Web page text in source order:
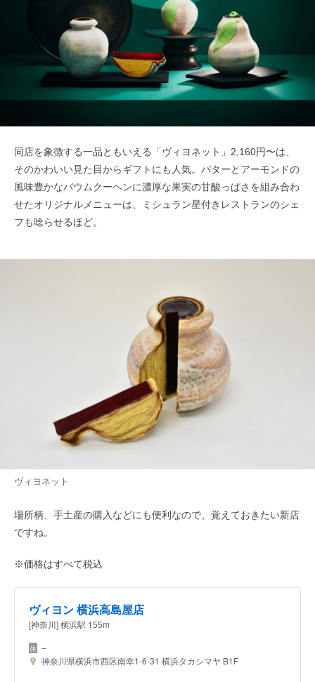
同店を象徴する一品ともいえる「ヴィヨネット」2,160円〜は、
そのかわいい見た目からギフトにも人気。バターとアーモンドの
風味豊かなバウムクーヘンに濃厚な果実の甘酸っぱさを組み合わ
せたオリジナルメニューは、ミシュラン星付きレストランのシェ
フも唸らせるほど。
ヴィヨネット
場所柄、手土産の購入などにも便利なので、覚えておきたい新店
ですね。
※価格はすべて税込
ヴィヨン 横浜高島屋店
[神奈川] 横浜駅 155m
–
神奈川県横浜市西区南幸1-6-31 横浜タカシマヤ B1F